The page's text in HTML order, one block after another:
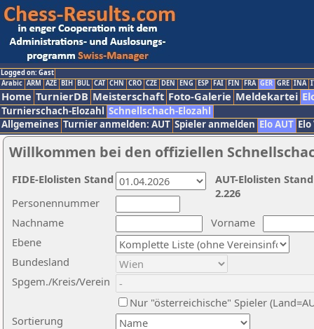
Logged on: Gast
Arabic ARM AZE BIH BUL CAT CHN CRO CZE DEN ENG ESP FAI FIN FRA GER GRE INA
Home TurnierDB Meisterschaft Foto-Galerie Meldekartei
Turnierschach-Elozahl Schnellschach-Elozahl
Allgemeines Turnier anmelden: AUT Spieler anmelden Elo AUT
Willkommen bei den offiziellen
Nachname
Vorname
Ebene
Sortierung
Personennummer
Bundesland
Spgem./Kreis/Verein
Nur "österreichische" Spieler
AUT-Elolisten
2.226
FIDE-Elolisten Stand